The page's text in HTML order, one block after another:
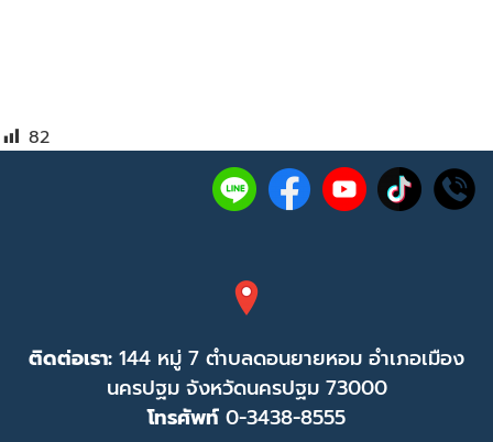
82
ติดต่อเรา: 144 หมู่ 7 ตำบลดอนยายหอม อำเภอเมือง
นครปฐม จังหวัดนครปฐม 73000
โทรศัพท์ 0-3438-8555